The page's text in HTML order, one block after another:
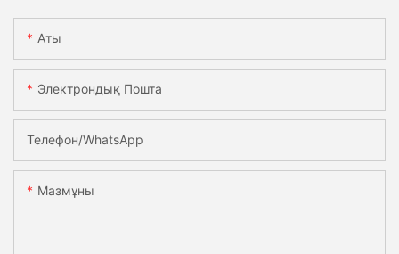
Аты
Электрондық Пошта
Телефон/whatsApp
Мазмұны